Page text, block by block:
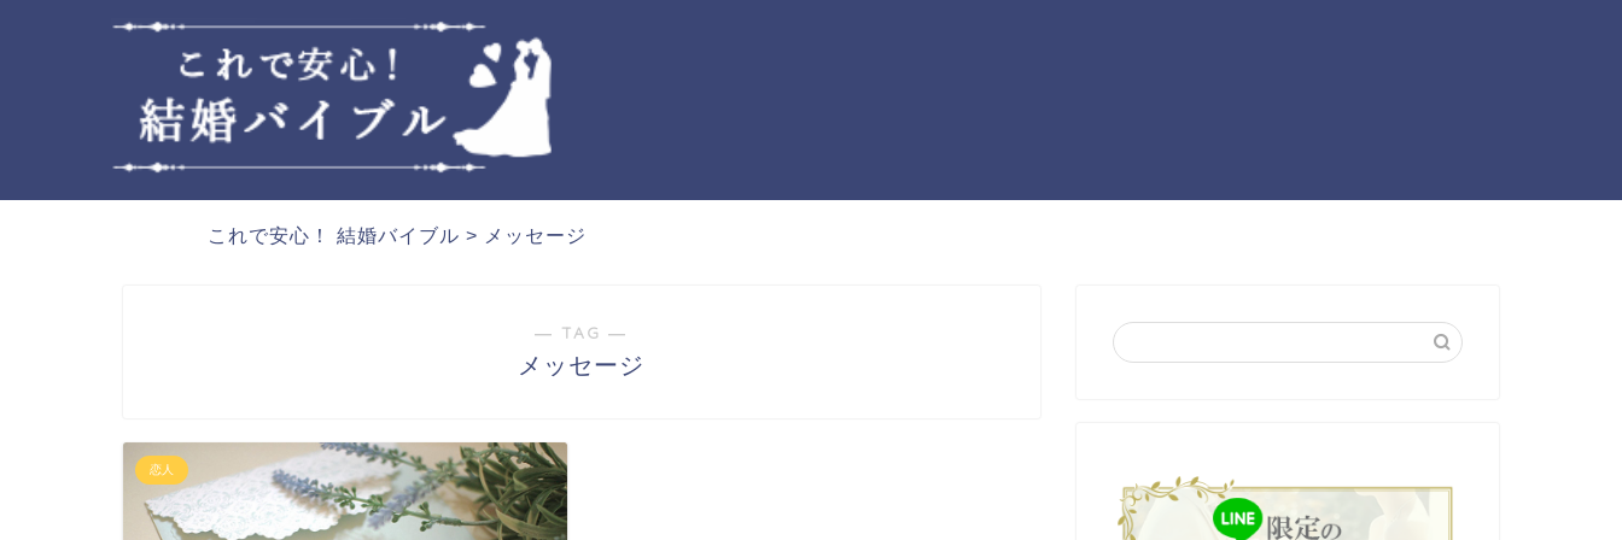
これで安心！ 結婚バイブル > メッセージ
― TAG ―
メッセージ
恋人